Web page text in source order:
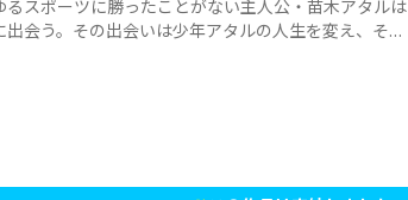
るスポーツに勝ったことがない主人公・苗木アタルは
会う。その出会いは少年アタルの人生を変え、そし
されている新スポーツ「モルック」世界初・本格マ